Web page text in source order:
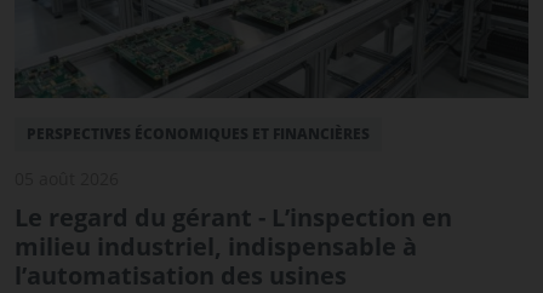
PERSPECTIVES ÉCONOMIQUES ET FINANCIÈRES
Le regard du gérant - L’inspection en
milieu industriel, indispensable à
l’automatisation des usines